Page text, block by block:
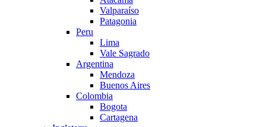
Valparaíso
Patagonia
Peru
Lima
Vale Sagrado
Argentina
Mendoza
Buenos Aires
Colombia
Bogota
Cartagena